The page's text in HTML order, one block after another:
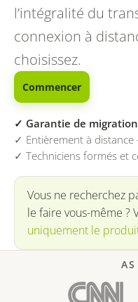
l’intégralité du
connexion à
choisissez.
Commencer
✓ Garantie de migration
✓ Entièrement à distance
✓ Techniciens formés et
Vous ne recherchez
le faire vous-même ?
uniquement le